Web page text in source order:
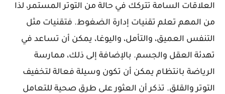
العلاقات السامة تتركك في حالة من التوتر المستمر، لذا
من المهم تعلم تقنيات إدارة الضغوط. فتقنيات مثل
التنفس العميق، والتأمل، واليوغا، يمكن أن تساعد في
تهدئة العقل والجسم. بالإضافة إلى ذلك، ممارسة
الرياضة بانتظام يمكن أن تكون وسيلة فعالة لتخفيف
التوتر والقلق. تذكر أن العثور على طرق صحية للتعامل